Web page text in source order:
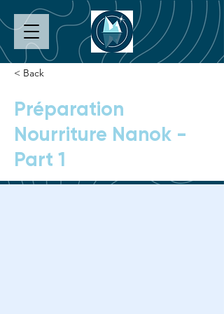
< Back
Préparation
Nourriture Nanok -
Part 1